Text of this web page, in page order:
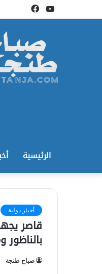
فيسبوكيوتيوب
الرئيسية
أخبار دولية
قاصر
صباح طنجة